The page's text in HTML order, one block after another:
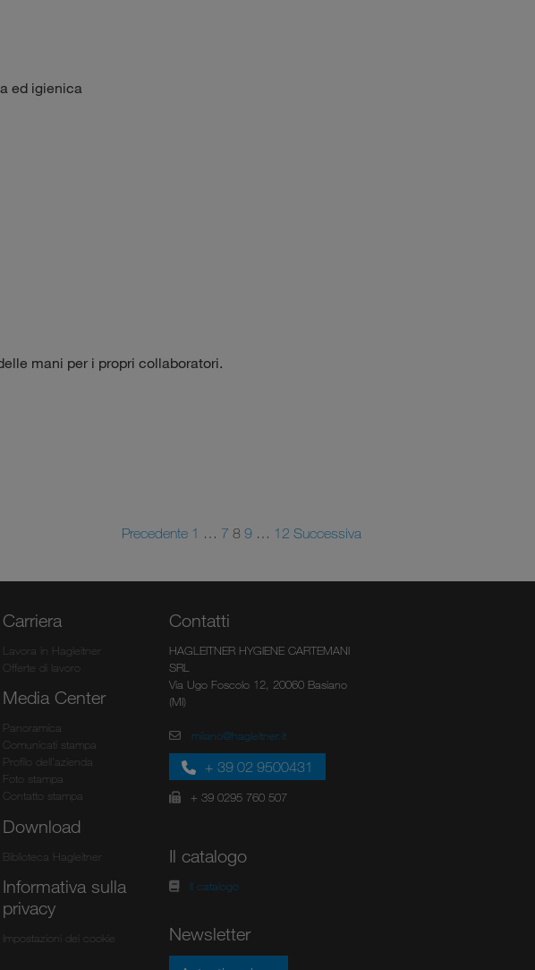
ed igienica
mani per i propri collaboratori.
Precedente 1 … 7 8 9 … 12 Successiva
Carriera
Lavora in Hagleitner
Offerte di lavoro
Media Center
Panoramica
Comunicati stampa
Profilo dell'azienda
Foto stampa
Contatto stampa
Download
Biblioteca Hagleitner
Informativa sulla
privacy
Impostazioni dei cookie
Contatti
HAGLEITNER HYGIENE CARTEMANI
SRL
Via Ugo Foscolo 12, 20060 Basiano
(MI)
milano@hagleitner.it
+ 39 02 9500431
+ 39 0295 760 507
Il catalogo
Il catalogo
Newsletter